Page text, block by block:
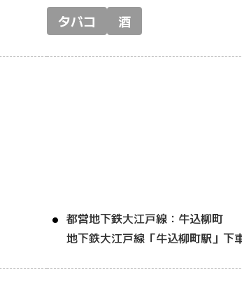
タバコ 酒
都営地下鉄大江戸線：牛込柳町
地下鉄大江戸線「牛込柳町駅」下